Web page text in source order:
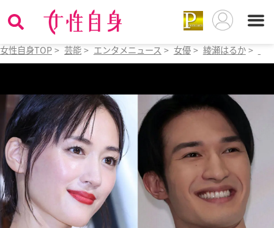
女性自身TOP > 芸能 > エンタメニュース > 女優 > 綾瀬はるか >